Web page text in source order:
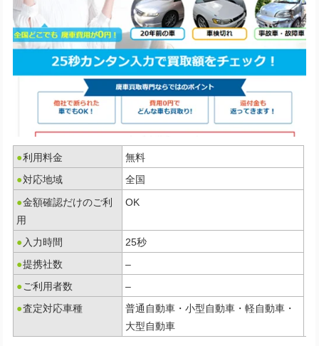
●利用料金
無料
●対応地域
全国
●金額確認だけのご利
用
OK
● 入力時間
25秒
●提携社数
–
● ご利用者数
–
●査定対応車種
普通自動車・小型自動車・軽自動車・
大型自動車